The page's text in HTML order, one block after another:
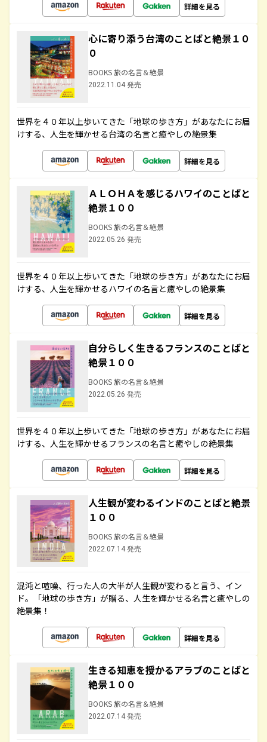
詳細を見る
心に寄り添う台湾のことばと絶景１０
０
BOOKS 旅の名言＆絶景
2022.11.04 発売
世界を４０年以上歩いてきた「地球の歩き方」があなたにお届
けする、人生を輝かせる台湾の名言と癒やしの絶景集
詳細を見る
ＡＬＯＨＡを感じるハワイのことばと
絶景１００
BOOKS 旅の名言＆絶景
2022.05.26 発売
世界を４０年以上歩いてきた「地球の歩き方」があなたにお届
けする、人生を輝かせるハワイの名言と癒やしの絶景集
詳細を見る
自分らしく生きるフランスのことばと
絶景１００
BOOKS 旅の名言＆絶景
2022.05.26 発売
世界を４０年以上歩いてきた「地球の歩き方」があなたにお届
けする、人生を輝かせるフランスの名言と癒やしの絶景集
詳細を見る
人生観が変わるインドのことばと絶景
１００
BOOKS 旅の名言＆絶景
2022.07.14 発売
混沌と喧噪、行った人の大半が人生観が変わると言う、イン
ド。「地球の歩き方」が贈る、人生を輝かせる名言と癒やしの
絶景集！
詳細を見る
生きる知恵を授かるアラブのことばと
絶景１００
BOOKS 旅の名言＆絶景
2022.07.14 発売